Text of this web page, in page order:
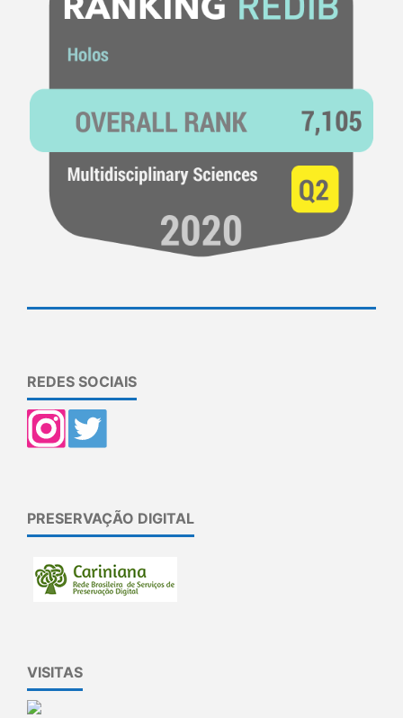
REDES SOCIAIS
PRESERVAÇÃO DIGITAL
VISITAS